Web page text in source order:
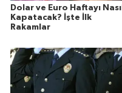
Dolar ve Euro Haftayı Nasıl
Kapatacak? İşte İlk
Rakamlar